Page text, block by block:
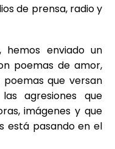
de prensa, radio y
hemos enviado un
poemas de amor,
que versan
agresiones que
imágenes y que
está pasando en el